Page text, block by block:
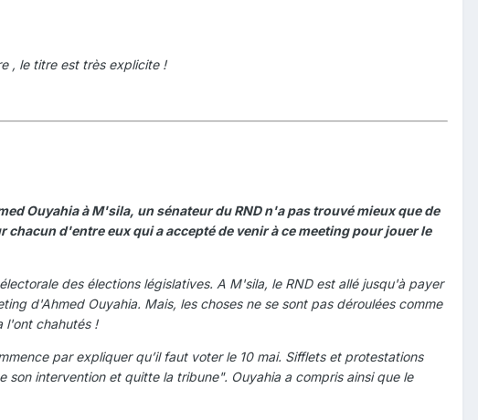
, le titre est très explicite !
Ouyahia à M'sila, un sénateur du RND n'a pas trouvé mieux que de
d'entre eux qui a accepté de venir à ce meeting pour jouer le
des élections législatives. A M'sila, le RND est allé jusqu'à payer
d'Ahmed Ouyahia. Mais, les choses ne se sont pas déroulées comme
l'ont chahutés !
par expliquer qu’il faut voter le 10 mai. Sifflets et protestations
intervention et quitte la tribune". Ouyahia a compris ainsi que le